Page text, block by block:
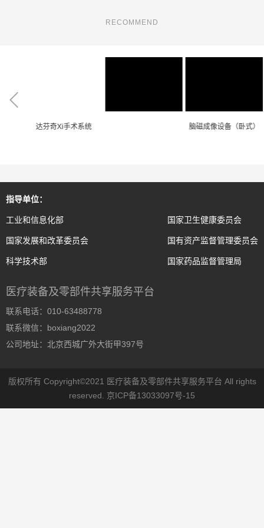
RECOMMEND
达芬奇Xi手术系统 脑磁成像设备（卧式）
指导单位：
工业和信息化部
国家发展和改革委员会
科学技术部
国家卫生健康委员会
国有资产监督管理委员会
国家药品监督管理局
医疗装备及零部件共享服务平台
联系电话：010-63488778
联系微信：boxiang2022
公司地址：北京西城广外大街甲397号
版权所有 Copyright©2021 医疗装备及零部件共享服务平台 All rights
reserved. 京ICP备13033097号-15